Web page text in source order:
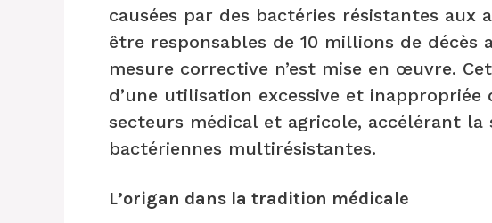
causées par des bactéries résistantes
être responsables de 10 millions de décès
mesure corrective n’est mise en œuvre.
d’une utilisation excessive et
secteurs médical et agricole, accélérant la
bactériennes multirésistantes.
L’origan dans la tradition médicale